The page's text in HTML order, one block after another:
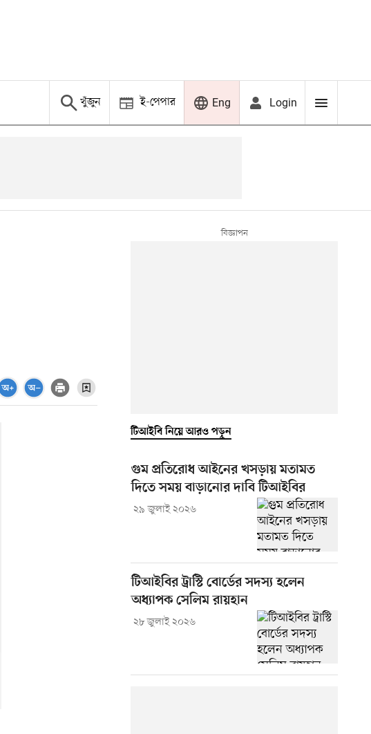
খুঁজুন ই-পেপার Eng Login
টিআইবি নিয়ে আরও পড়ুন
গুম প্রতিরোধ আইনের খসড়ায় মতামত
দিতে সময় বাড়ানোর দাবি টিআইবির
২৯ জুলাই ২০২৬
টিআইবির ট্রাস্টি বোর্ডের সদস্য হলেন
অধ্যাপক সেলিম রায়হান
২৮ জুলাই ২০২৬